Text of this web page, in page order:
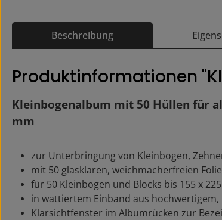
Beschreibung
Produktinformationen
Kleinbogenalbum mit 50 Hüllen für
mm
zur Unterbringung von Kleinbogen,
mit 50 glasklaren, weichmacherfreien
für 50 Kleinbogen und Blocks bis 155 x
in wattiertem Einband aus
Klarsichtfenster im Albumrücken zur